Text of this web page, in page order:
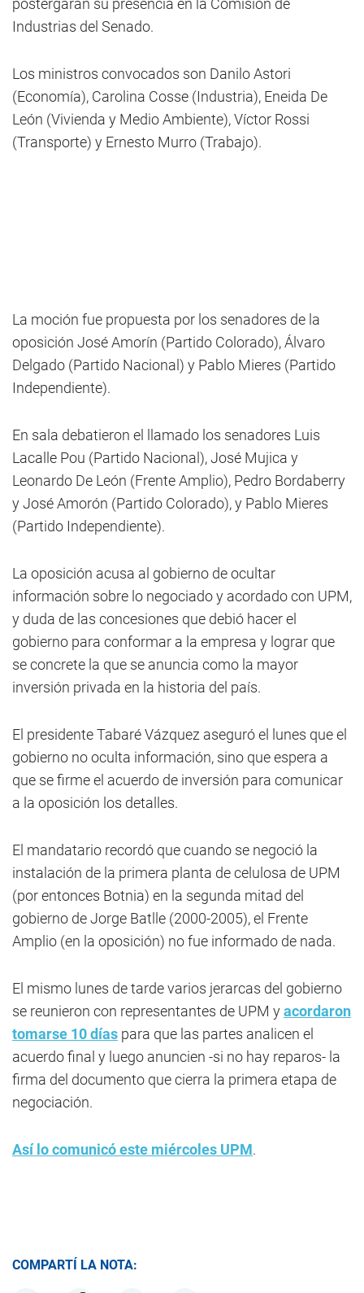
postergaran su presencia en la Comisión de
Industrias del Senado.
Los ministros convocados son Danilo Astori
(Economía), Carolina Cosse (Industria), Eneida De
León (Vivienda y Medio Ambiente), Víctor Rossi
(Transporte) y Ernesto Murro (Trabajo).
La moción fue propuesta por los senadores de la
oposición José Amorín (Partido Colorado), Álvaro
Delgado (Partido Nacional) y Pablo Mieres (Partido
Independiente).
En sala debatieron el llamado los senadores Luis
Lacalle Pou (Partido Nacional), José Mujica y
Leonardo De León (Frente Amplio), Pedro Bordaberry
y José Amorón (Partido Colorado), y Pablo Mieres
(Partido Independiente).
La oposición acusa al gobierno de ocultar
información sobre lo negociado y acordado con UPM,
y duda de las concesiones que debió hacer el
gobierno para conformar a la empresa y lograr que
se concrete la que se anuncia como la mayor
inversión privada en la historia del país.
El presidente Tabaré Vázquez aseguró el lunes que el
gobierno no oculta información, sino que espera a
que se firme el acuerdo de inversión para comunicar
a la oposición los detalles.
El mandatario recordó que cuando se negoció la
instalación de la primera planta de celulosa de UPM
(por entonces Botnia) en la segunda mitad del
gobierno de Jorge Batlle (2000-2005), el Frente
Amplio (en la oposición) no fue informado de nada.
El mismo lunes de tarde varios jerarcas del gobierno
se reunieron con representantes de UPM yacordaron
tomarse 10 días para que las partes analicen el
acuerdo final y luego anuncien -si no hay reparos- la
firma del documento que cierra la primera etapa de
negociación.
Así lo comunicó este miércoles UPM.
COMPARTÍ LA NOTA: